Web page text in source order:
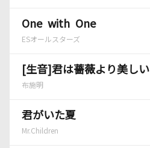
One with One
ESオールスターズ
[生音]君は薔薇より美しい
布施明
君がいた夏
Mr.Children